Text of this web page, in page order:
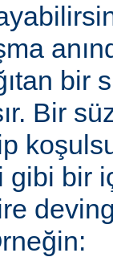
bir
Bir
gibi bir